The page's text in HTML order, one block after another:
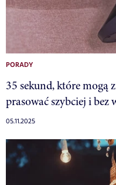
PORADY
35 sekund, które mogą
prasować szybciej i bez
05.11.2025